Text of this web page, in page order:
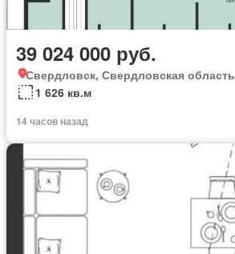
39 024 000 руб.
Свердловск, Свердловская область
1 626 кв.м
14 часов назад